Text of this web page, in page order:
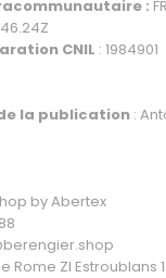
:
CNIL : 1984901
la publication :
by Abertex
Rome ZI Estroublans